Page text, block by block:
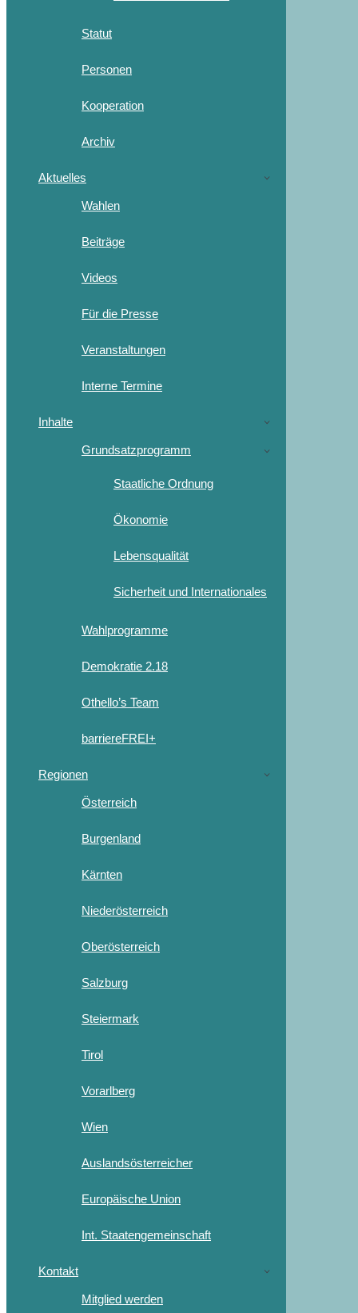
Statut
Personen
Kooperation
Archiv
Aktuelles
Wahlen
Beiträge
Videos
Für die Presse
Veranstaltungen
Interne Termine
Inhalte
Grundsatzprogramm
Staatliche Ordnung
Ökonomie
Lebensqualität
Sicherheit und Internationales
Wahlprogramme
Demokratie 2.18
Othello’s Team
barriereFREI+
Regionen
Österreich
Burgenland
Kärnten
Niederösterreich
Oberösterreich
Salzburg
Steiermark
Tirol
Vorarlberg
Wien
Auslandsösterreicher
Europäische Union
Int. Staatengemeinschaft
Kontakt
Mitglied werden